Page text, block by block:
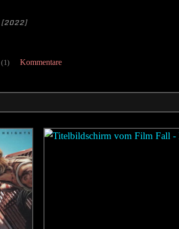
[2022]
(1) Kommentare